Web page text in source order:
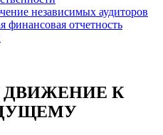
независимых аудиторов
финансовая отчетность
ДВИЖЕНИЕ К